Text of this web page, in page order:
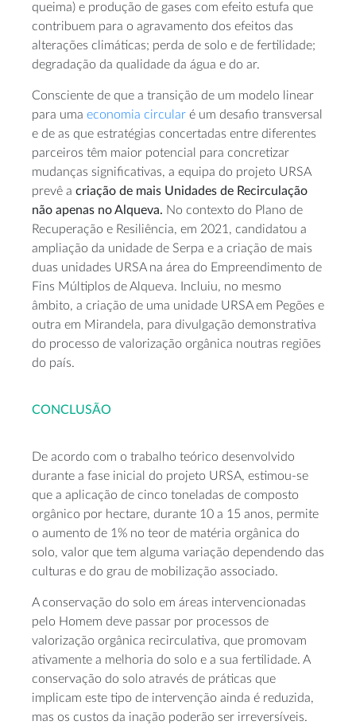
queima) e produção de gases com efeito estufa que
contribuem para o agravamento dos efeitos das
alterações climáticas; perda de solo e de fertilidade;
degradação da qualidade da água e do ar.
Consciente de que a transição de um modelo linear
para uma economia circular é um desafio transversal
e de as que estratégias concertadas entre diferentes
parceiros têm maior potencial para concretizar
mudanças significativas, a equipa do projeto URSA
prevê a criação de mais Unidades de Recirculação
não apenas no Alqueva. No contexto do Plano de
Recuperação e Resiliência, em 2021, candidatou a
ampliação da unidade de Serpa e a criação de mais
duas unidades URSA na área do Empreendimento de
Fins Múltiplos de Alqueva. Incluiu, no mesmo
âmbito, a criação de uma unidade URSA em Pegões e
outra em Mirandela, para divulgação demonstrativa
do processo de valorização orgânica noutras regiões
do país.
CONCLUSÃO
De acordo com o trabalho teórico desenvolvido
durante a fase inicial do projeto URSA, estimou-se
que a aplicação de cinco toneladas de composto
orgânico por hectare, durante 10 a 15 anos, permite
o aumento de 1% no teor de matéria orgânica do
solo, valor que tem alguma variação dependendo das
culturas e do grau de mobilização associado.
A conservação do solo em áreas intervencionadas
pelo Homem deve passar por processos de
valorização orgânica recirculativa, que promovam
ativamente a melhoria do solo e a sua fertilidade. A
conservação do solo através de práticas que
implicam este tipo de intervenção ainda é reduzida,
mas os custos da inação poderão ser irreversíveis.